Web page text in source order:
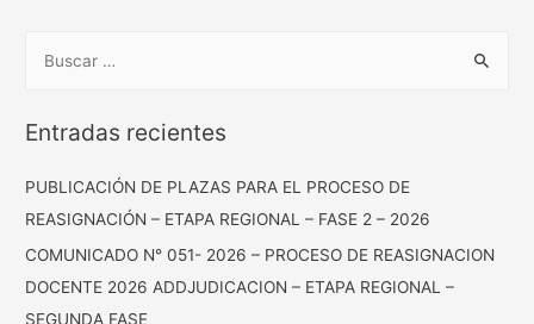
c
Entradas recientes
PUBLICACIÓN DE PLAZAS PARA EL PROCESO DE
REASIGNACIÓN – ETAPA REGIONAL – FASE 2 – 2026
COMUNICADO N° 051- 2026 – PROCESO DE REASIGNACION
DOCENTE 2026 ADDJUDICACION – ETAPA REGIONAL –
SEGUNDA FASE